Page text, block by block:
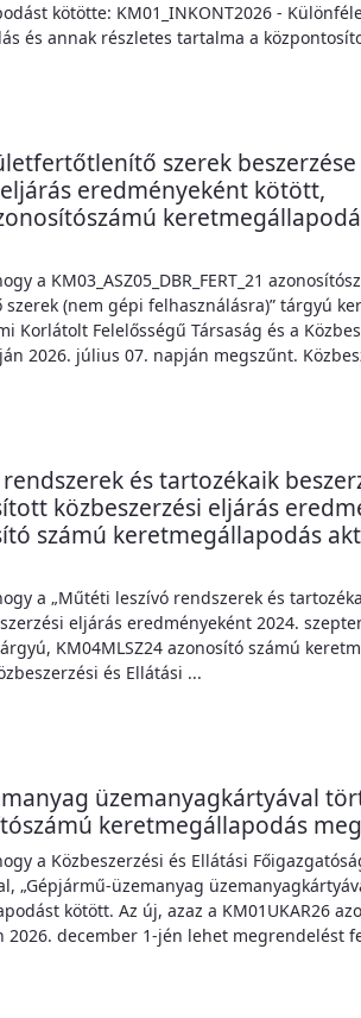
kötötte: KM01_INKONT2026 -
és annak részletes tartalma a
szerek
eredményeként kötött,
a KM03_ASZ05_DBR_FERT_21
(nem gépi felhasználásra)” tárgyú
Korlátolt Felelősségű Társaság és a
2026. július 07. napján megszűnt.
és tartozékaik
közbeszerzési eljárás
számú keretmegállapodás
a „Műtéti leszívó rendszerek és
eljárás eredményeként 2024.
KM04MLSZ24 azonosító számú
és Ellátási ...
üzemanyagkártyával
keretmegállapodás
a Közbeszerzési és Ellátási
„Gépjármű-üzemanyag
kötött. Az új, azaz a KM01UKAR26
december 1-jén lehet megrendelést